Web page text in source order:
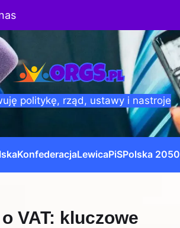
politykę, rząd, ustawy i nastroje
KonfederacjaLewicaPiSPolska 2050
VAT: kluczowe